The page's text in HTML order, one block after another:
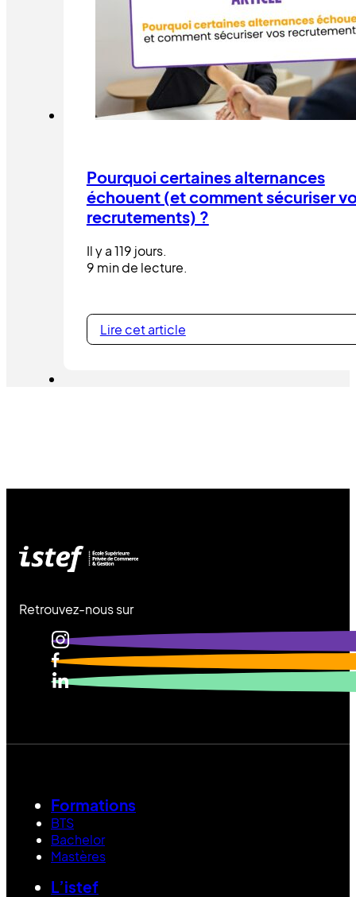
Pourquoi certaines alternances
échouent (et comment sécuriser
recrutements) ?
Il y a 119 jours.
9 min de lecture.
Lire cet article
Retrouvez-nous sur
Formations
BTS
Bachelor
Mastères
L’istef